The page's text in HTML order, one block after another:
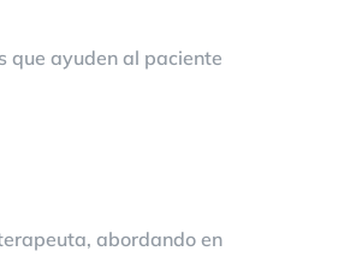
que ayuden al paciente
abordando en